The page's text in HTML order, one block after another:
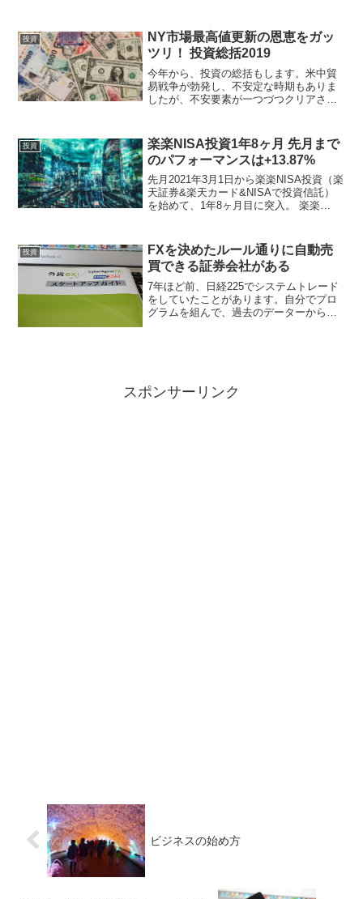
月までのパフォーマンス...
投資
NY市場最高値更新の恩恵をガッ
ツリ！ 投資総括2019
今年から、投資の総括もします。米中貿
易戦争が勃発し、不安定な時期もありま
したが、不安要素が一つづつクリアされ
の恩恵を受けて、年初からの投資資産の
増減は約+40%と、大幅...
投資
楽楽NISA投資1年8ヶ月 先月まで
のパフォーマンスは+13.87%
先月2021年3月1日から楽楽NISA投資（楽
天証券&楽天カード&NISAで投資信託）
を始めて、1年8ヶ月目に突入。 楽楽
月 先月までのパフォーマンス...
投資
FXを決めたルール通りに自動売
買できる証券会社がある
7年ほど前、日経225でシステムトレード
をしていたことがあります。自分でプロ
グラムを組んで、過去のデーターから探
スポンサーリンク
ビジネスの始め方